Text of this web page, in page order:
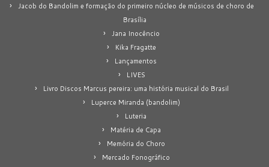
Jacob do Bandolim e formação do primeiro núcleo de músicos de choro de
Brasília
Jana Inocêncio
Kika Fragatte
Lançamentos
LIVES
Livro Discos Marcus pereira: uma história musical do Brasil
Luperce Miranda (bandolim)
Luteria
Matéria de Capa
Memória do Choro
Mercado Fonográfico